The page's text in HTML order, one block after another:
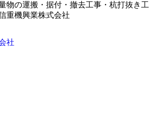
物の運搬・据付・撤去工事・杭打抜き工
重機興業株式会社